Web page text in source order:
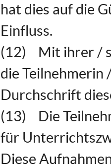
hat dies auf die
Einfluss.
(12) Mit ihrer /
die Teilnehmerin
Durchschrift
(13) Die
für
Diese